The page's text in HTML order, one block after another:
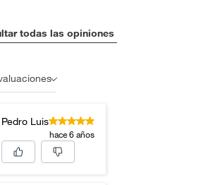
todas las opiniones
Pedro Luis
hace 6 años